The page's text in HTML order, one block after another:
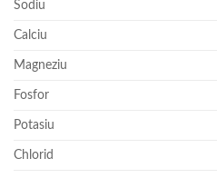
Sodiu
Calciu
Magneziu
Fosfor
Potasiu
Chlorid